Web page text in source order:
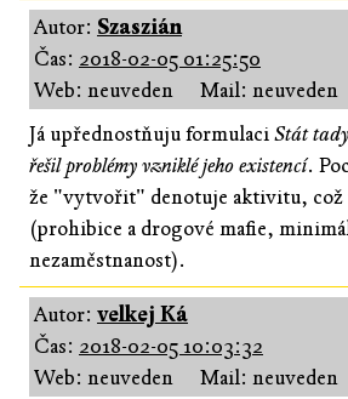
Autor: Szaszián
Čas: 2018-02-05 01:25:50
Web: neuveden
Mail: neuveden
Já upřednostňuju formulaciStát
řešil problémy vzniklé jeho existencí.
že "vytvořit" denotuje aktivitu,
(prohibice a drogové mafie,
nezaměstnanost).
Autor: velkej Ká
Čas: 2018-02-05 10:03:32
Web: neuveden
Mail: neuveden